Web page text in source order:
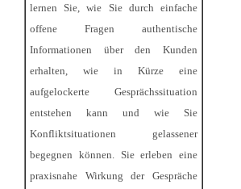
lernen Sie, wie Sie durch einfache
offene Fragen authentische
Informationen über den Kunden
erhalten, wie in Kürze eine
aufgelockerte Gesprächssituation
entstehen kann und wie Sie
Konfliktsituationen gelassener
begegnen können. Sie erleben eine
praxisnahe Wirkung der Gespräche